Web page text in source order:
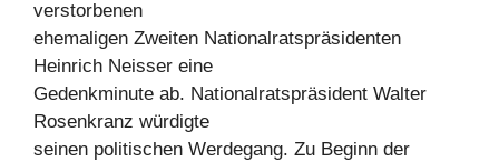
verstorbenen
ehemaligen Zweiten Nationalratspräsidenten
Heinrich Neisser eine
Gedenkminute ab. Nationalratspräsident Walter
Rosenkranz würdigte
seinen politischen Werdegang. Zu Beginn der